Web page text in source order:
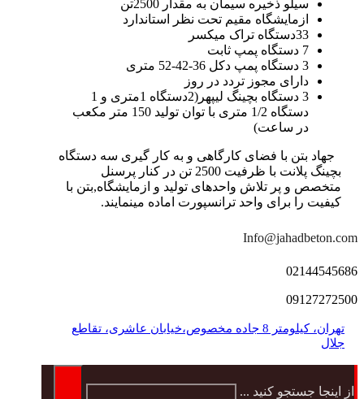
سیلو ذخیره سیمان به مقدار 2500تن
ازمایشگاه مقیم تحت نظر استاندارد
33دستگاه تراک میکسر
7 دستگاه پمپ ثابت
3 دستگاه پمپ دکل 36-42-52 متری
دارای مجوز تردد در روز
3 دستگاه بچینگ لیپهر(2دستگاه 1متری و 1
دستگاه 1/2 متری با توان تولید 150 متر مکعب
در ساعت)
جهاد بتن با فضای کارگاهی و به کار گیری سه دستگاه
بچینگ پلانت با ظرفیت 2500 تن در کنار پرسنل
متخصص و پر تلاش واحدهای تولید و ازمایشگاه,بتن با
کیفیت را برای واحد ترانسپورت اماده مینمایند.
Info@jahadbeton.com
02144545686
09127272500
تهران، کیلومتر 8 جاده مخصوص،خیابان عاشری، تقاطع
جلال
از اینجا جستجو کنید ...